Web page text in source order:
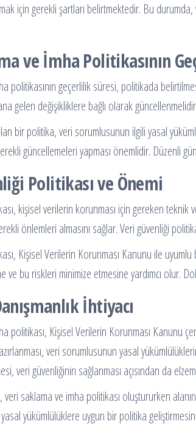
için gerekli şartları belirtmektedir. Bu
ve İmha Politikasının
politikasının geçerlilik süresi, politikada
gelen değişikliklere bağlı olarak
bir politika, veri sorumlusunun ilgili yasal
güncellemeleri yapması önemlidir. Düzenli
Politikası ve Önemi
kişisel verilerin korunması için gereken
önlemleri almasını sağlar. Veri güvenliği
Kişisel Verilerin Korunması Kanunu ile
ve bu riskleri minimize etmesine yardımcı olur.
İhtiyacı
politikası, Kişisel Verilerin Korunması Kanunu
veri sorumlusunun yasal
veri güvenliğinin sağlanması açısından da
saklama ve imha politikası oluştururken
yükümlülüklere uygun bir politika